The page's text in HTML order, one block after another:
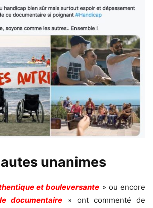
unanimes
et bouleversante » ou encore
documentaire
» ont commenté de